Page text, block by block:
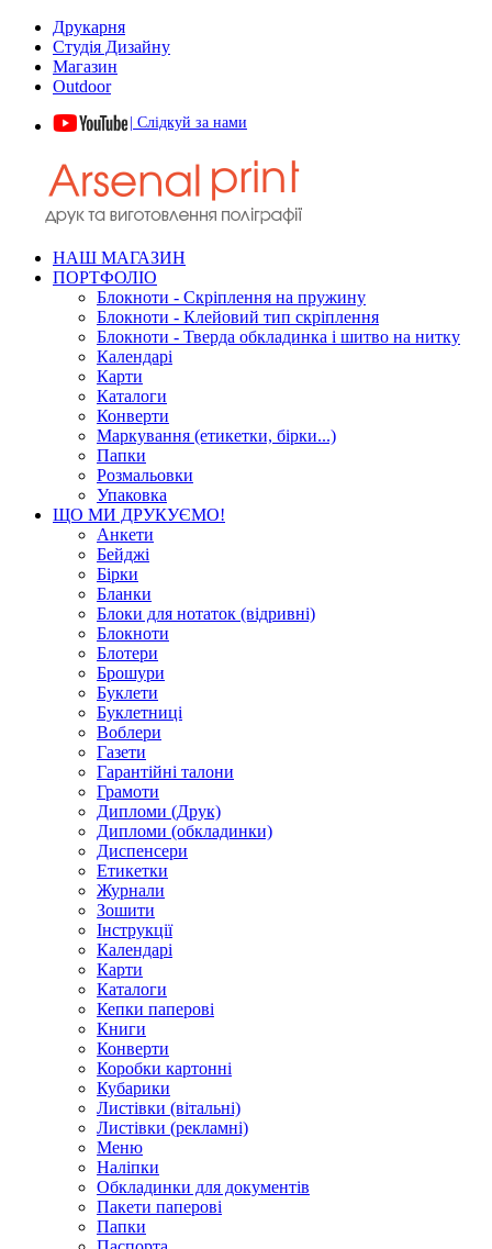
Друкарня
Студія Дизайну
Магазин
Outdoor
| Слідкуй за нами
НАШ МАГАЗИН
ПОРТФОЛІО
Блокноти - Скріплення на пружину
Блокноти - Клейовий тип скріплення
Блокноти - Тверда обкладинка і шитво на нитку
Календарі
Карти
Каталоги
Конверти
Маркування (етикетки, бірки...)
Папки
Розмальовки
Упаковка
ЩО МИ ДРУКУЄМО!
Анкети
Бейджі
Бірки
Бланки
Блоки для нотаток (відривні)
Блокноти
Блотери
Брошури
Буклети
Буклетниці
Воблери
Газети
Гарантійні талони
Грамоти
Дипломи (Друк)
Дипломи (обкладинки)
Диспенсери
Етикетки
Журнали
Зошити
Інструкції
Календарі
Карти
Каталоги
Кепки паперові
Книги
Конверти
Коробки картонні
Кубарики
Листівки (вітальні)
Листівки (рекламні)
Меню
Наліпки
Обкладинки для документів
Пакети паперові
Папки